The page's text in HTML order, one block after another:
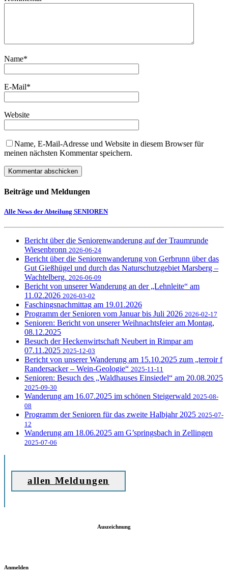
Name*
E-Mail*
Website
Name, E-Mail-Adresse und Website in diesem Browser für
meinen nächsten Kommentar speichern.
Beiträge und Meldungen
Alle News der Abteilung SENIOREN
Bericht über die Seniorenwanderung auf der Traumrunde
Wiesenbronn 2026-06-24
Bericht über die Seniorenwanderung von Gerbrunn über das
Gut Gießhügel und durch das Naturschutzgebiet Marsberg –
Wachtelberg. 2026-06-09
Bericht von unserer Wanderung an der „Lehnleite“ am
11.02.2026 2026-03-02
Faschingsnachmittag am 19.01.2026
Programm der Senioren vom Januar bis Juli 2026 2026-02-17
Senioren: Bericht von unserer Weihnachtsfeier am Montag,
08.12.2025
Besuch der Heckenwirtschaft Neubert in Rimpar am
07.11.2025 2025-12-03
Bericht von unserer Wanderung am 15.10.2025 zum „terroir f
Randersacker – Wein-Geologie“ 2025-11-11
Senioren: Besuch des „Waldhauses Einsiedel“ am 20.08.2025
2025-09-30
Wanderung am 16.07.2025 im schönen Steigerwald 2025-08-
08
Programm der Senioren für das zweite Halbjahr 2025 2025-07-
12
Wanderung am 18.06.2025 am G’springsbach in Zellingen
2025-07-06
allen Meldungen
Auszeichnung
Anmelden